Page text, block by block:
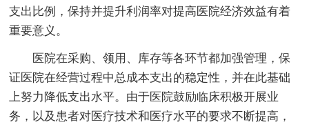
支出比例，保持并提升利润率对提高医院经济效益有着
重要意义。
医院在采购、领用、库存等各环节都加强管理，保
证医院在经营过程中总成本支出的稳定性，并在此基础
上努力降低支出水平。由于医院鼓励临床积极开展业
务，以及患者对医疗技术和医疗水平的要求不断提高，